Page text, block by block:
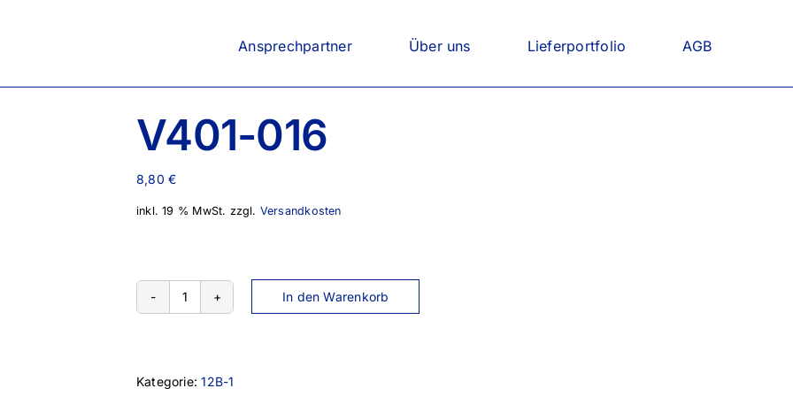
Ansprechpartner Über uns Lieferportfolio AGB
V401-016
8,80€
inkl. 19 % MwSt. zzgl. Versandkosten
V401-
In den Warenkorb
Kategorie:12B-1